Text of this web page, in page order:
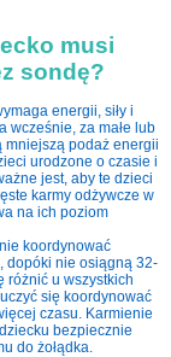
musi
sondę?
energii, siły i
wcześnie, za małe lub
mniejszą podaż energii
urodzone o czasie i
jest, aby te dzieci
karmy odżywcze w
na ich poziom
koordynować
dopóki nie osiągną 32-
różnić u wszystkich
się koordynować
czasu. Karmienie
bezpiecznie
do żołądka.